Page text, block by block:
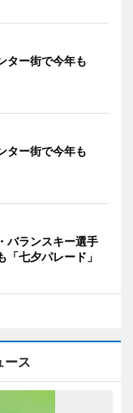
ター街で今年も
ター街で今年も
バランスキー選手
「七夕パレード」
ース